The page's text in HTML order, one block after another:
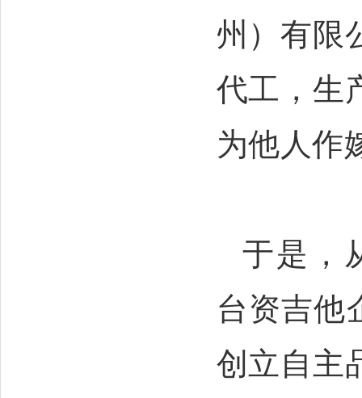
州）有限
代工，生
为他人作
于是，
台资吉他
创立自主